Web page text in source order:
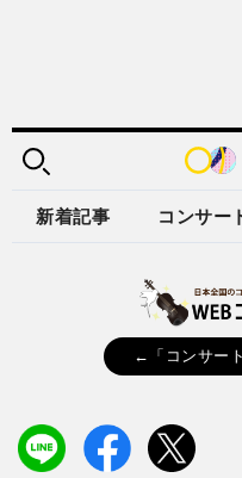
新着記事 コンサー
←「コンサー